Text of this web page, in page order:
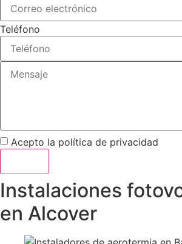
Teléfono
Acepto la política de privacidad
Instalaciones
en Alcover